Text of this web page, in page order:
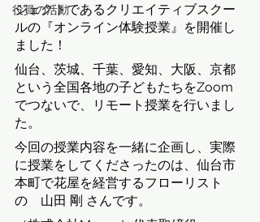
役員の活動
ジェクトであるクリエイティブスクー
ルの『オンライン体験授業』を開催し
ました！
仙台、茨城、千葉、愛知、大阪、京都
という全国各地の子どもたちをZoom
でつないで、リモート授業を行いまし
た。
今回の授業内容を一緒に企画し、実際
に授業をしてくださったのは、仙台市
本町で花屋を経営するフローリスト
の　山田 剛 さんです。